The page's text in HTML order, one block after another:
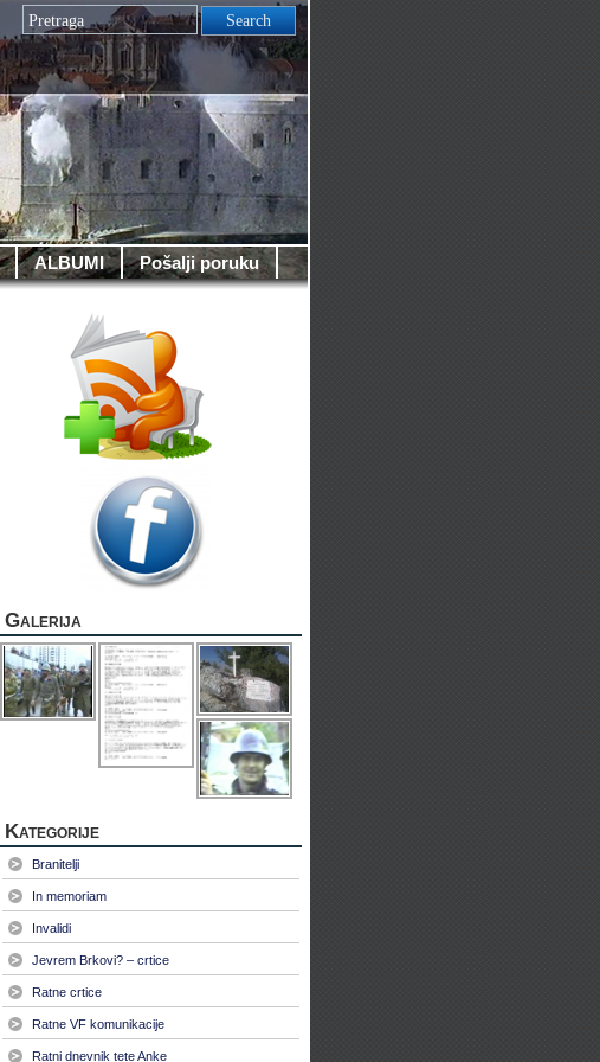
ALBUMI Pošalji poruku
Galerija
Kategorije
Branitelji
In memoriam
Invalidi
Jevrem Brkovi? – crtice
Ratne crtice
Ratne VF komunikacije
Ratni dnevnik tete Anke